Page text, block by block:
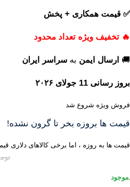
✅ قیمت همکاری + پخش
🔥 تخفیف ویژه تعداد محدود
🚚 ارسال ایمن به سراسر ایران
بروز رسانی 11 جولای ۲۰۲۶
فروش ویژه شروع شد
قیمت ها بروزه بخر تا گرون نشده!
قیمت ها به روزه ، اما برخی کالاهای